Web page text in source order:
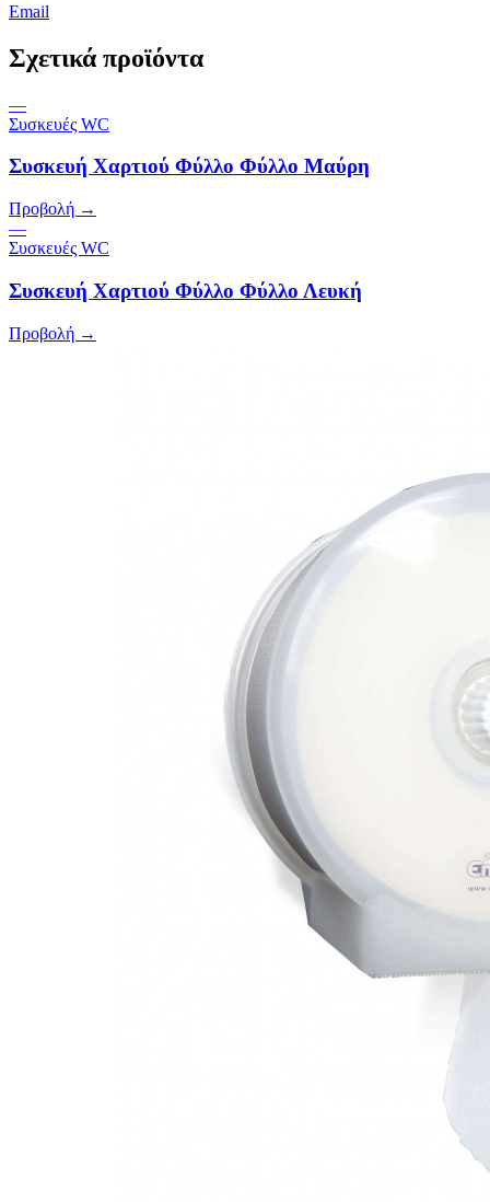
Email
Σχετικά προϊόντα
—
Συσκευές WC
Συσκευή Χαρτιού Φύλλο Φύλλο Μαύρη
Προβολή →
—
Συσκευές WC
Συσκευή Χαρτιού Φύλλο Φύλλο Λευκή
Προβολή →